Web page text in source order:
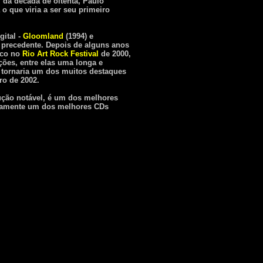
que viria a ser seu primeiro
- Gloomland (1994) e
Depois de alguns anos
no Rio Art Rock Festival de 2000,
entre elas uma longa e
um dos muitos destaques
de 2002.
notável, é um dos melhores
um dos melhores CDs